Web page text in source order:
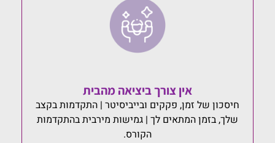
אין צורך ביציאה מהבית
חיסכון של זמן, פקקים ובייביסיטר | התקדמות בקצב
שלך, בזמן המתאים לך | גמישות מירבית בהתקדמות
הקורס.